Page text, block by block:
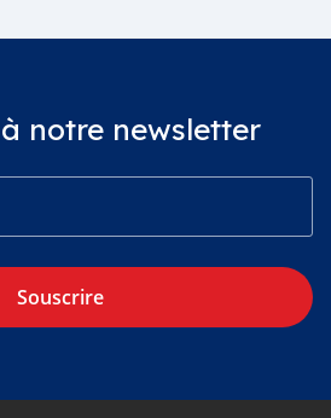
notre newsletter
Souscrire